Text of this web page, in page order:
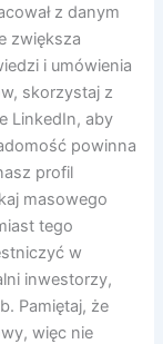
z danym
zwiększa
i umówienia
skorzystaj z
LinkedIn, aby
powinna
profil
masowego
tego
w
inwestorzy,
Pamiętaj, że
więc nie